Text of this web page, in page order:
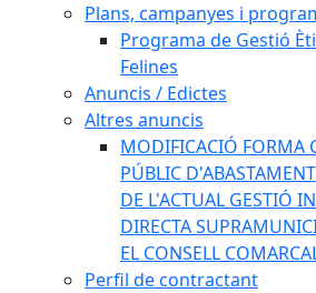
Plans, campanyes i
Programa de Gestió
Felines
Anuncis / Edictes
Altres anuncis
MODIFICACIÓ FORMA
PÚBLIC
DE L'ACTUAL GESTIÓ
DIRECTA
EL CONSELL
Perfil de contractant